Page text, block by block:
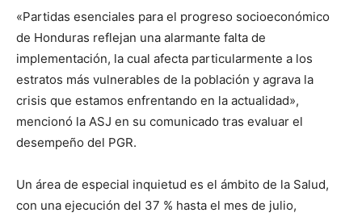
«Partidas esenciales para el progreso socioeconómico
de Honduras reflejan una alarmante falta de
implementación, la cual afecta particularmente a los
estratos más vulnerables de la población y agrava la
crisis que estamos enfrentando en la actualidad»,
mencionó la ASJ en su comunicado tras evaluar el
desempeño del PGR.
Un área de especial inquietud es el ámbito de la Salud,
con una ejecución del 37 % hasta el mes de julio,